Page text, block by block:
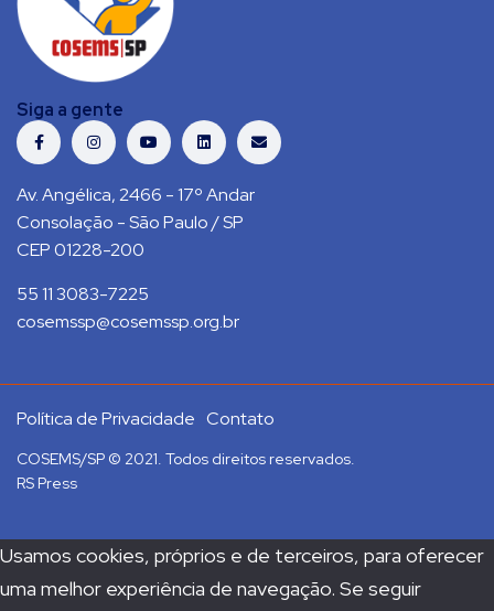
Siga a gente
Av. Angélica, 2466 - 17º Andar
Consolação - São Paulo / SP
CEP 01228-200
55 11 3083-7225
cosemssp@cosemssp.org.br
Política de Privacidade Contato
COSEMS/SP © 2021. Todos direitos reservados.
RS Press
Usamos cookies, próprios e de terceiros, para oferecer
uma melhor experiência de navegação. Se seguir